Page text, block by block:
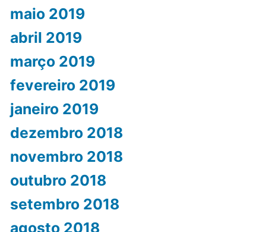
maio 2019
abril 2019
março 2019
fevereiro 2019
janeiro 2019
dezembro 2018
novembro 2018
outubro 2018
setembro 2018
agosto 2018